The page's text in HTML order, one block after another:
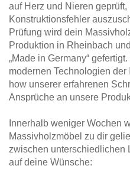
auf Herz und Nieren
Konstruktionsfehler
Prüfung wird dein
Produktion in Rheinbach
„Made in Germany“
modernen Technologien
how unserer erfahrenen
Ansprüche an unsere
Innerhalb weniger Wochen
Massivholzmöbel zu dir
zwischen unterschiedlichen
auf deine Wünsche: